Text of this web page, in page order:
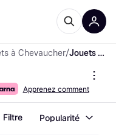
à Chevaucher/ Jouets à Chevaucher
Apprenez comment
Filtre Popularité